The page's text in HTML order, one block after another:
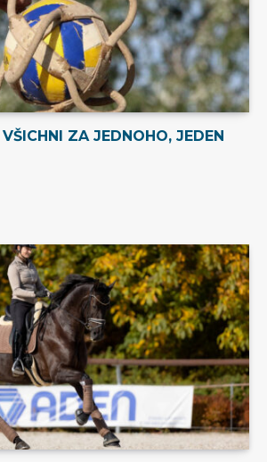
ZA JEDNOHO, JEDEN